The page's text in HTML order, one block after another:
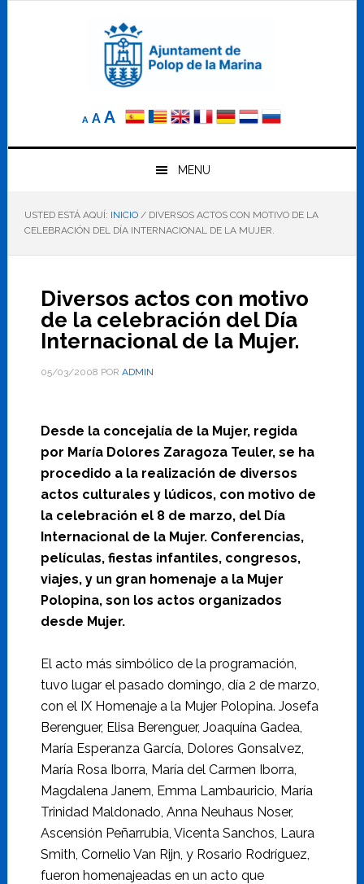
A
Reducir
elA Tamaño
AAumentar
el
tamaño
letra
MENU
USTED ESTÁ AQUÍ: INICIO /DIVERSOS ACTOS CON MOTIVO DE LA
CELEBRACIÓN DEL DÍA INTERNACIONAL DE LA MUJER.
Diversos actos con motivo
de la celebración del Día
Internacional de la Mujer.
05/03/2008 POR ADMIN
Desde la concejalía de la Mujer, regida
por María Dolores Zaragoza Teuler, se ha
procedido a la realización de diversos
actos culturales y lúdicos, con motivo de
la celebración el 8 de marzo, del Día
Internacional de la Mujer. Conferencias,
películas, fiestas infantiles, congresos,
viajes, y un gran homenaje a la Mujer
Polopina, son los actos organizados
desde Mujer.
El acto más simbólico de la programación,
tuvo lugar el pasado domingo, día 2 de marzo,
con el IX Homenaje a la Mujer Polopina. Josefa
Berenguer, Elisa Berenguer, Joaquína Gadea,
María Esperanza García, Dolores Gonsalvez,
María Rosa Iborra, María del Carmen Iborra,
Magdalena Janem, Emma Lambauricio, María
Trinidad Maldonado, Anna Neuhaus Noser,
Ascensión Peñarrubia, Vicenta Sanchos, Laura
Smith, Cornelio Van Rijn, y Rosario Rodríguez,
fueron homenajeadas en un acto que